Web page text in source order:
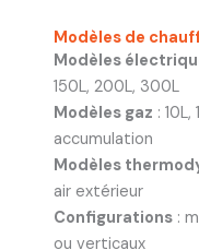
Modèles de
Modèles
150L, 200L, 300L
Modèles gaz :
accumulation
Modèles
air extérieur
Configurations :
ou verticaux